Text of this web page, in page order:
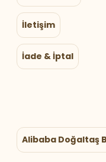
İletişim
İade & İptal
Alibaba Doğaltaş